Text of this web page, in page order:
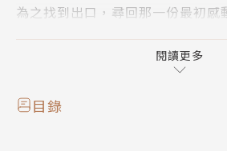
為之找到出口，尋回那一份最初感
閱讀更多
目錄